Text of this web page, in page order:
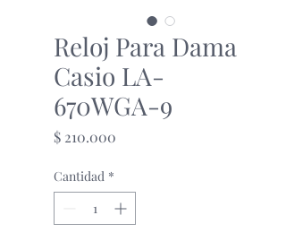
Reloj Para Dama
Casio LA-
670WGA-9
$ 210.000
Cantidad *